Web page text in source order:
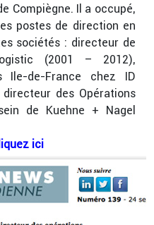
Compiègne. Il a occupé,
postes de direction en
sociétés : directeur de
(2001 – 2012),
Ile-de-France chez ID
des Opérations
de Kuehne + Nagel
ici